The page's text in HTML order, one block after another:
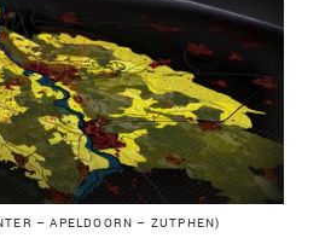
– APELDOORN – ZUTPHEN)